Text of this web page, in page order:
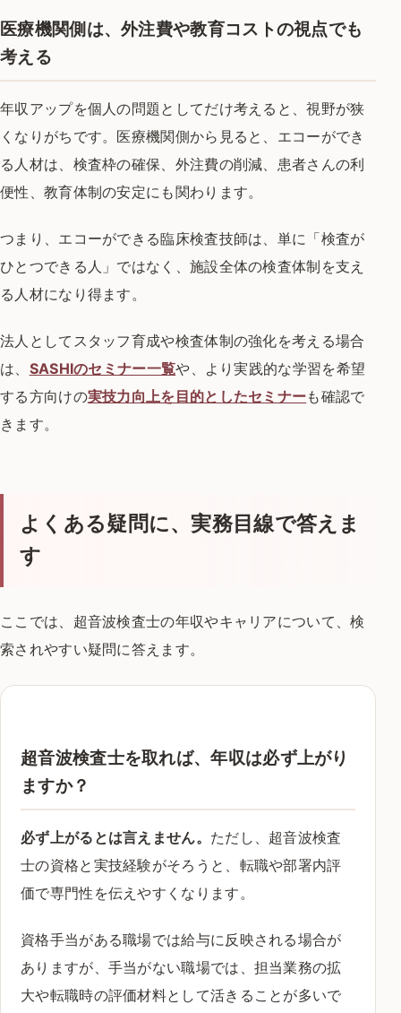
医療機関側は、外注費や教育コストの視点でも
考える
年収アップを個人の問題としてだけ考えると、視野が狭
くなりがちです。医療機関側から見ると、エコーができ
る人材は、検査枠の確保、外注費の削減、患者さんの利
便性、教育体制の安定にも関わります。
つまり、エコーができる臨床検査技師は、単に「検査が
ひとつできる人」ではなく、施設全体の検査体制を支え
る人材になり得ます。
法人としてスタッフ育成や検査体制の強化を考える場合
は、 SASHIのセミナー一覧や、より実践的な学習を希望
する方向けの実技力向上を目的としたセミナーも確認で
きます。
よくある疑問に、実務目線で答えま
す
ここでは、超音波検査士の年収やキャリアについて、検
索されやすい疑問に答えます。
超音波検査士を取れば、年収は必ず上がり
ますか？
必ず上がるとは言えません。 ただし、超音波検査
士の資格と実技経験がそろうと、転職や部署内評
価で専門性を伝えやすくなります。
資格手当がある職場では給与に反映される場合が
ありますが、手当がない職場では、担当業務の拡
大や転職時の評価材料として活きることが多いで